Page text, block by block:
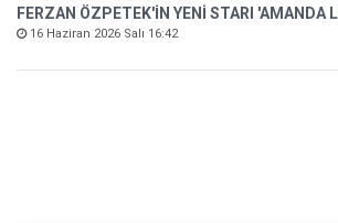
FERZAN ÖZPETEK'İN YENİ STARI 'AMANDA
16 Haziran 2026 Salı 16:42